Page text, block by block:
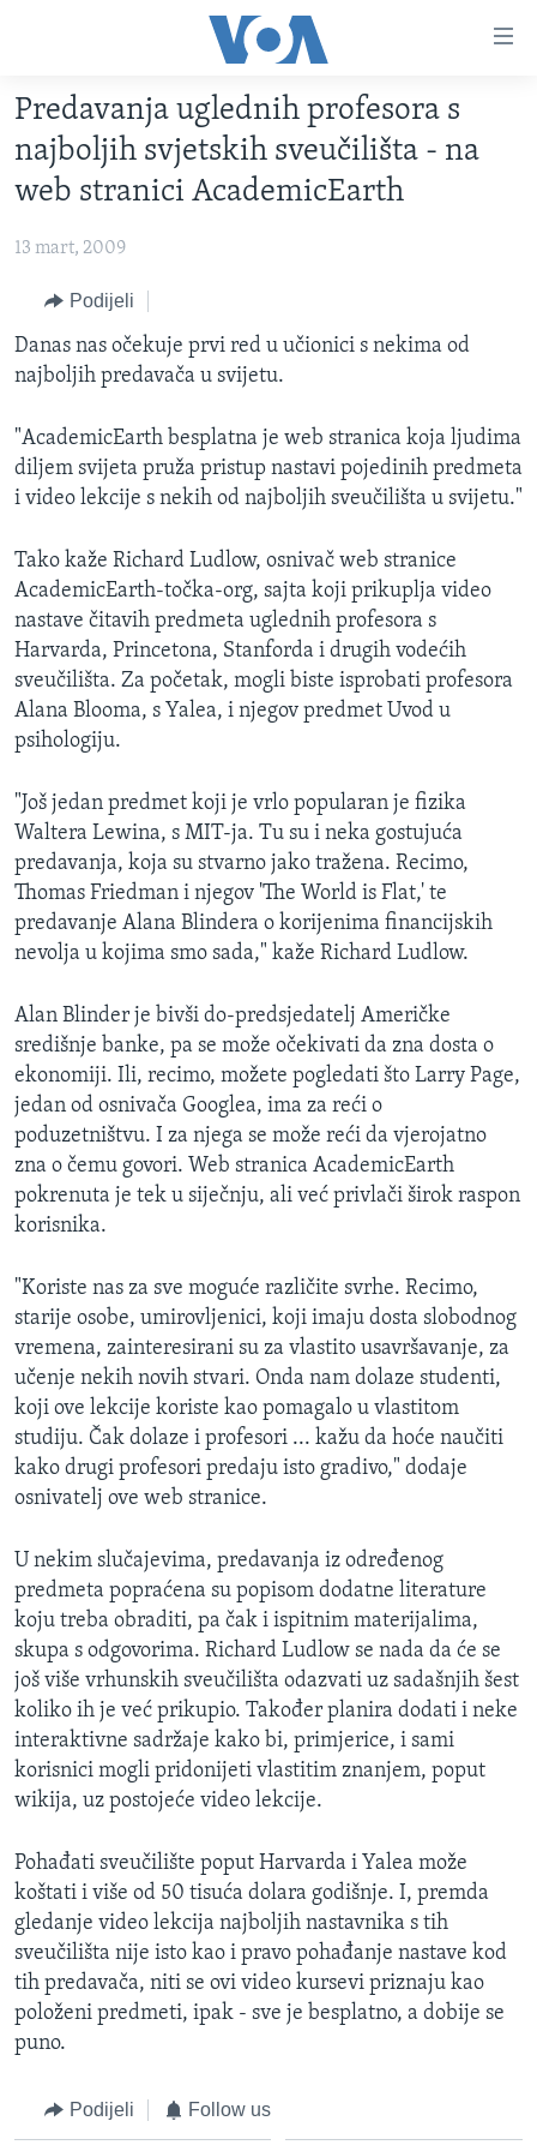
glavni
sadržaj
na
glavnu
pretragu
VIDEO
VIJESTI
SJEDINJENE AMERIČKE DRŽAVE
BOSNA I HERCEGOVINA
SVIJET
NAUKA I TEHNOLOGIJA
SPECIJALNI PROJEKTI
KORUPCIJA
SLOBODA MEDIJA
ŽENSKA STRANA
IZBJEGLIČKA STRANA
MAGAZIN
O GLASU AMERIKE
Learning English
PRATITE NAS
Jezici
Predavanja uglednih profesora s
najboljih svjetskih sveučilišta - na
web stranici AcademicEarth
13 mart, 2009
Podijeli
Danas nas očekuje prvi red u učionici s nekima od
najboljih predavača u svijetu.
"AcademicEarth besplatna je web stranica koja ljudima
diljem svijeta pruža pristup nastavi pojedinih predmeta
i video lekcije s nekih od najboljih sveučilišta u svijetu."
Tako kaže Richard Ludlow, osnivač web stranice
AcademicEarth-točka-org, sajta koji prikuplja video
nastave čitavih predmeta uglednih profesora s
Harvarda, Princetona, Stanforda i drugih vodećih
sveučilišta. Za početak, mogli biste isprobati profesora
Alana Blooma, s Yalea, i njegov predmet Uvod u
psihologiju.
"Još jedan predmet koji je vrlo popularan je fizika
Waltera Lewina, s MIT-ja. Tu su i neka gostujuća
predavanja, koja su stvarno jako tražena. Recimo,
Thomas Friedman i njegov 'The World is Flat,' te
predavanje Alana Blindera o korijenima financijskih
nevolja u kojima smo sada," kaže Richard Ludlow.
Alan Blinder je bivši do-predsjedatelj Američke
središnje banke, pa se može očekivati da zna dosta o
ekonomiji. Ili, recimo, možete pogledati što Larry Page,
jedan od osnivača Googlea, ima za reći o
poduzetništvu. I za njega se može reći da vjerojatno
zna o čemu govori. Web stranica AcademicEarth
pokrenuta je tek u siječnju, ali već privlači širok raspon
korisnika.
"Koriste nas za sve moguće različite svrhe. Recimo,
starije osobe, umirovljenici, koji imaju dosta slobodnog
vremena, zainteresirani su za vlastito usavršavanje, za
učenje nekih novih stvari. Onda nam dolaze studenti,
koji ove lekcije koriste kao pomagalo u vlastitom
studiju. Čak dolaze i profesori ... kažu da hoće naučiti
kako drugi profesori predaju isto gradivo," dodaje
osnivatelj ove web stranice.
U nekim slučajevima, predavanja iz određenog
predmeta popraćena su popisom dodatne literature
koju treba obraditi, pa čak i ispitnim materijalima,
skupa s odgovorima. Richard Ludlow se nada da će se
još više vrhunskih sveučilišta odazvati uz sadašnjih šest
koliko ih je već prikupio. Također planira dodati i neke
interaktivne sadržaje kako bi, primjerice, i sami
korisnici mogli pridonijeti vlastitim znanjem, poput
wikija, uz postojeće video lekcije.
Pohađati sveučilište poput Harvarda i Yalea može
koštati i više od 50 tisuća dolara godišnje. I, premda
gledanje video lekcija najboljih nastavnika s tih
sveučilišta nije isto kao i pravo pohađanje nastave kod
tih predavača, niti se ovi video kursevi priznaju kao
položeni predmeti, ipak - sve je besplatno, a dobije se
puno.
Podijeli Follow us